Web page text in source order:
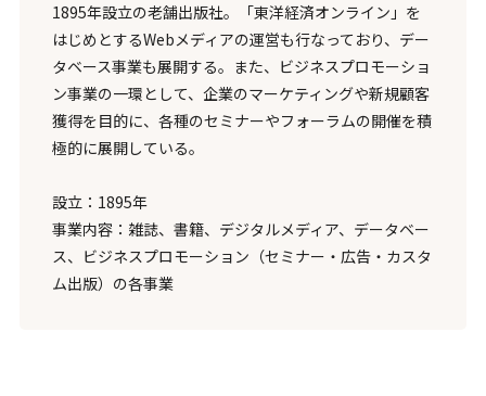
1895年設立の老舗出版社。「東洋経済オンライン」を
はじめとするWebメディアの運営も行なっており、デー
タベース事業も展開する。また、ビジネスプロモーショ
ン事業の一環として、企業のマーケティングや新規顧客
獲得を目的に、各種のセミナーやフォーラムの開催を積
極的に展開している。
設立：1895年
事業内容：雑誌、書籍、デジタルメディア、データベー
ス、ビジネスプロモーション（セミナー・広告・カスタ
ム出版）の各事業